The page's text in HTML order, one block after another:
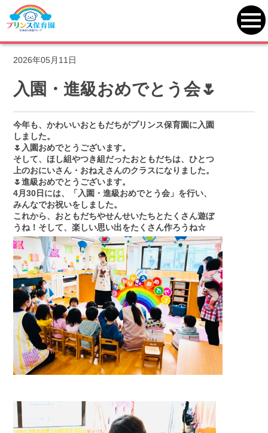
プリンス保育園
2026年05月11日
入園・進級おめでとう会🌷
今年も、かわいいおともだちがプリンス保育園に入園
しました。
🌷入園おめでとうございます。
そして、ほし組やつき組だったおともだちは、ひとつ
上のおにいさん・おねえさんのクラスになりました。
🌷進級おめでとうございます。
4月30日には、「入園・進級おめでとう会」を行い、
みんなでお祝いをしました。
これから、おともだちやせんせいたちとたくさん遊ぼ
うね！ そして、楽しい思い出をたくさん作ろうね☆